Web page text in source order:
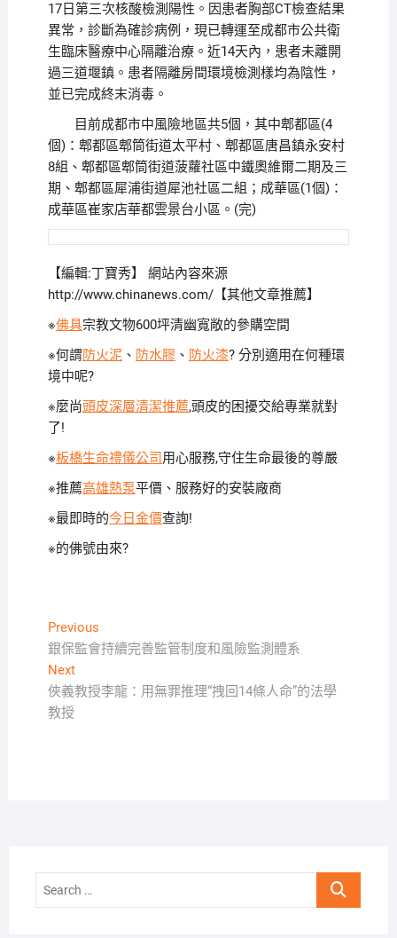
17日第三次核酸檢測陽性。因患者胸部CT檢查結果
異常，診斷為確診病例，現已轉運至成都市公共衛
生臨床醫療中心隔離治療。近14天內，患者未離開
過三道堰鎮。患者隔離房間環境檢測樣均為陰性，
並已完成終末消毒。
目前成都市中風險地區共5個，其中郫都區(4
個)：郫都區郫筒街道太平村、郫都區唐昌鎮永安村
8組、郫都區郫筒街道菠蘿社區中鐵奧維爾二期及三
期、郫都區犀浦街道犀池社區二組；成華區(1個)：
成華區崔家店華都雲景台小區。(完)
【編輯:丁寶秀】 網站內容來源
http://www.chinanews.com/【其他文章推薦】
※佛具宗教文物600坪清幽寬敞的參購空間
※何謂防火泥、 防水膠 、 防火漆? 分別適用在何種環
境中呢?
※麼尚頭皮深層清潔推薦,頭皮的困擾交給專業就對
了!
※板橋生命禮儀公司用心服務,守住生命最後的尊嚴
※推薦高雄熱泵平價、服務好的安裝廠商
※最即時的今日金價查詢!
※的佛號由來?
文
章
導
覽
PreviousPrevious
post:
銀保監會持續完善監管制度和風險監測體系
NextNext
post:
俠義教授李龍：用無罪推理“拽回14條人命”的法學
教授
Search